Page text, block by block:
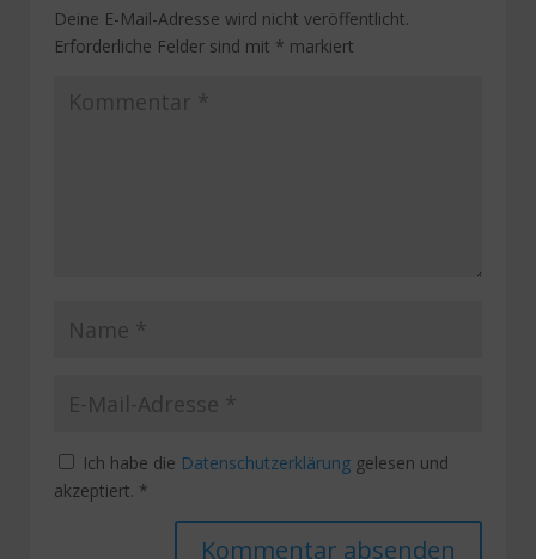
Deine E-Mail-Adresse wird nicht veröffentlicht.
Erforderliche Felder sind mit * markiert
Ich habe die Datenschutzerklärung gelesen und
akzeptiert. *